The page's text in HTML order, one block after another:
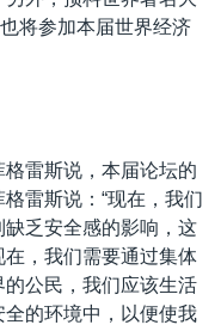
将参加本届世界经济
雷斯说，本届论坛的
雷斯说：“现在，我们
乏安全感的影响，这
，我们需要通过集体
公民，我们应该生活
的环境中，以便使我